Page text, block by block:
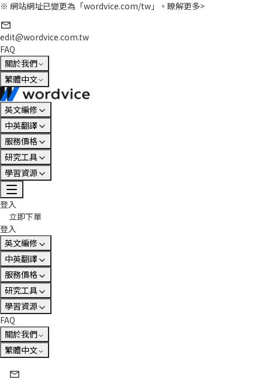
※ 網站網址已變更為「wordvice.com/tw」。 瞭解更多>
edit@wordvice.com.tw
FAQ
關於我們
繁體中文
英文編修
中英翻譯
服務價格
研究工具
學習資源
登入
立即下單
登入
英文編修
中英翻譯
服務價格
研究工具
學習資源
FAQ
關於我們
繁體中文